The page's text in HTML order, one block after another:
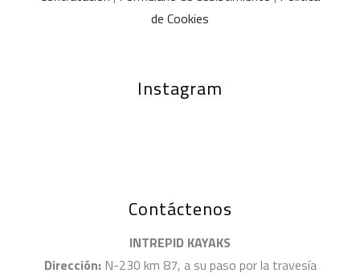
de Cookies
Instagram
Contáctenos
INTREPID KAYAKS
Dirección: N-230 km 87, a su paso por la travesía